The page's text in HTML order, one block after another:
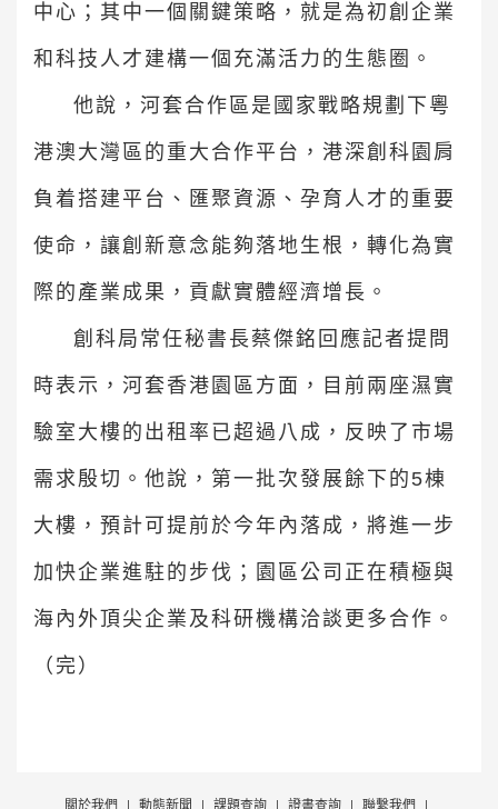
中心；其中一個關鍵策略，就是為初創企業
和科技人才建構一個充滿活力的生態圈。
他說，河套合作區是國家戰略規劃下粵
港澳大灣區的重大合作平台，港深創科園肩
負着搭建平台、匯聚資源、孕育人才的重要
使命，讓創新意念能夠落地生根，轉化為實
際的產業成果，貢獻實體經濟增長。
創科局常任秘書長蔡傑銘回應記者提問
時表示，河套香港園區方面，目前兩座濕實
驗室大樓的出租率已超過八成，反映了市場
需求殷切。他說，第一批次發展餘下的5棟
大樓，預計可提前於今年內落成，將進一步
加快企業進駐的步伐；園區公司正在積極與
海內外頂尖企業及科研機構洽談更多合作。
（完）
關於我們 | 動態新聞 | 課題查詢 | 證書查詢 | 聯繫我們 |